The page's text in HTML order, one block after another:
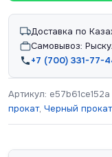
Доставка по
Самовывоз:
+7 (700) 331-77-
Артикул: e57b61ce152a
прокат, Черный прокат